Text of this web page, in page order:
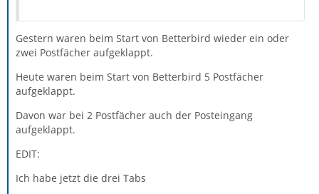
Gestern waren beim Start von Betterbird wieder ein oder
zwei Postfächer aufgeklappt.
Heute waren beim Start von Betterbird 5 Postfächer
aufgeklappt.
Davon war bei 2 Postfächer auch der Posteingang
aufgeklappt.
EDIT:
Ich habe jetzt die drei Tabs